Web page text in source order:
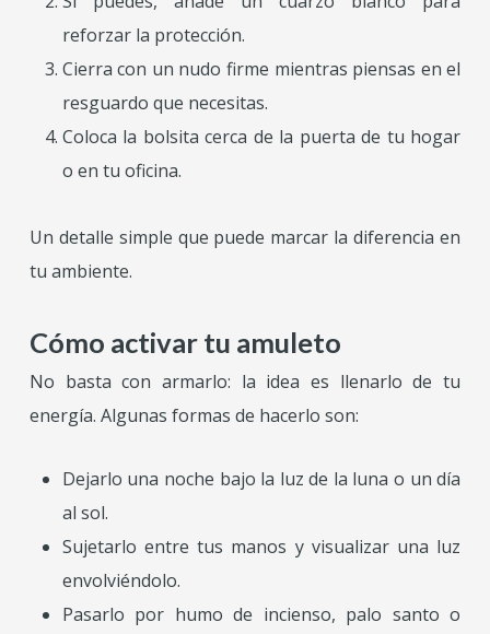
reforzar la protección.
Cierra con un nudo firme mientras piensas en el
resguardo que necesitas.
Coloca la bolsita cerca de la puerta de tu hogar
o en tu oficina.
Un detalle simple que puede marcar la diferencia en
tu ambiente.
Cómo activar tu amuleto
No basta con armarlo: la idea es llenarlo de tu
energía. Algunas formas de hacerlo son:
Dejarlo una noche bajo la luz de la luna o un día
al sol.
Sujetarlo entre tus manos y visualizar una luz
envolviéndolo.
Pasarlo por humo de incienso, palo santo o